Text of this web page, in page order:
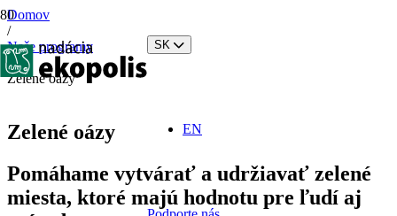
SK
EN
Domov
/
Naše programy
/
Zelené oázy
Zelené oázy
Pomáhame vytvárať a udržiavať zelené
miesta, ktoré majú hodnotu pre ľudí aj